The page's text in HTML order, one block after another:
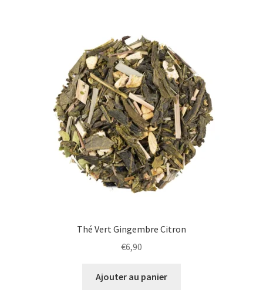
Thé Vert Gingembre Citron
€6,90
Ajouter au panier